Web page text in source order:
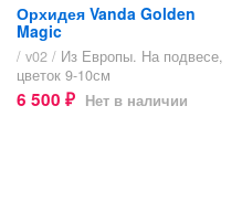
Орхидея Vanda Golden
Magic
/ v02 / Из Европы. На подвесе,
цветок 9-10см
6 500 ₽ Нет в наличии